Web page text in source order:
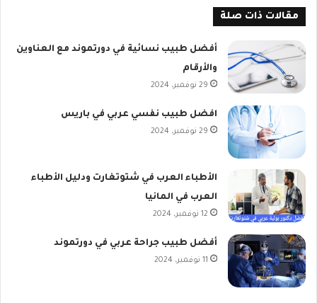
مقالات ذات صلة
أفضل طبيب نسائية في دورتموند مع العناوين
والأرقام
29 نوفمبر، 2024
افضل طبيب نفسي عربي في باريس
29 نوفمبر، 2024
الأطباء العرب في شتوتغارت ودليل الأطباء
العرب في المانيا
12 نوفمبر، 2024
أفضل طبيب جراحة عربي في دورتموند
11 نوفمبر، 2024